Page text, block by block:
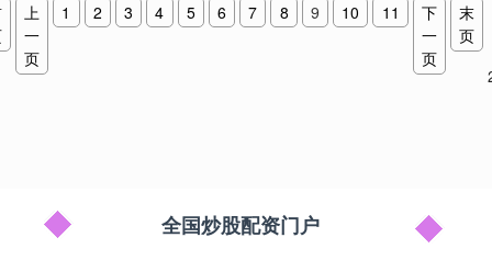
上
一
页
1 2 3 4 5 6 7 8 9 10 11
下
一
页
末
页
全国炒股配资门户